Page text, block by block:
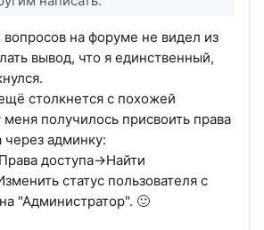
на форуме не видел из
вывод, что я единственный,
столкнется с похожей
получилось присвоить права
через админку:
доступа->Найти
статус пользователя с
"Администратор". 🙂